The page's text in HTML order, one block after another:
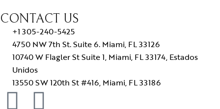
CONTACT US
+1 305-240-5425
4750 NW 7th St. Suite 6. Miami, FL 33126
10740 W Flagler St Suite 1, Miami, FL 33174, Estados
Unidos
13550 SW 120th St #416, Miami, FL 33186